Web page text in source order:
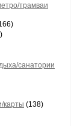
трамваи
санатории
карты (138)